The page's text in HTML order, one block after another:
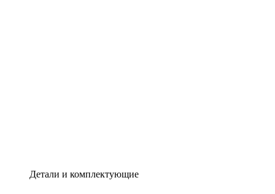
Детали и комплектующие